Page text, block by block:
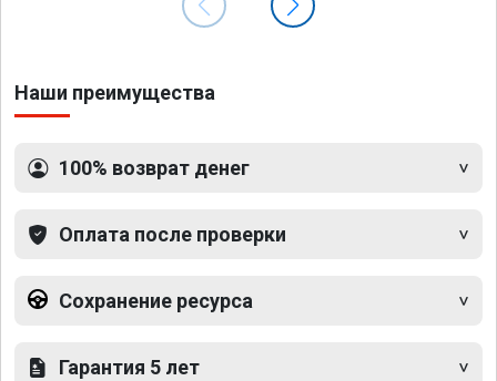
Наши преимущества
100% возврат денег
Оплата после проверки
Сохранение ресурса
Гарантия 5 лет